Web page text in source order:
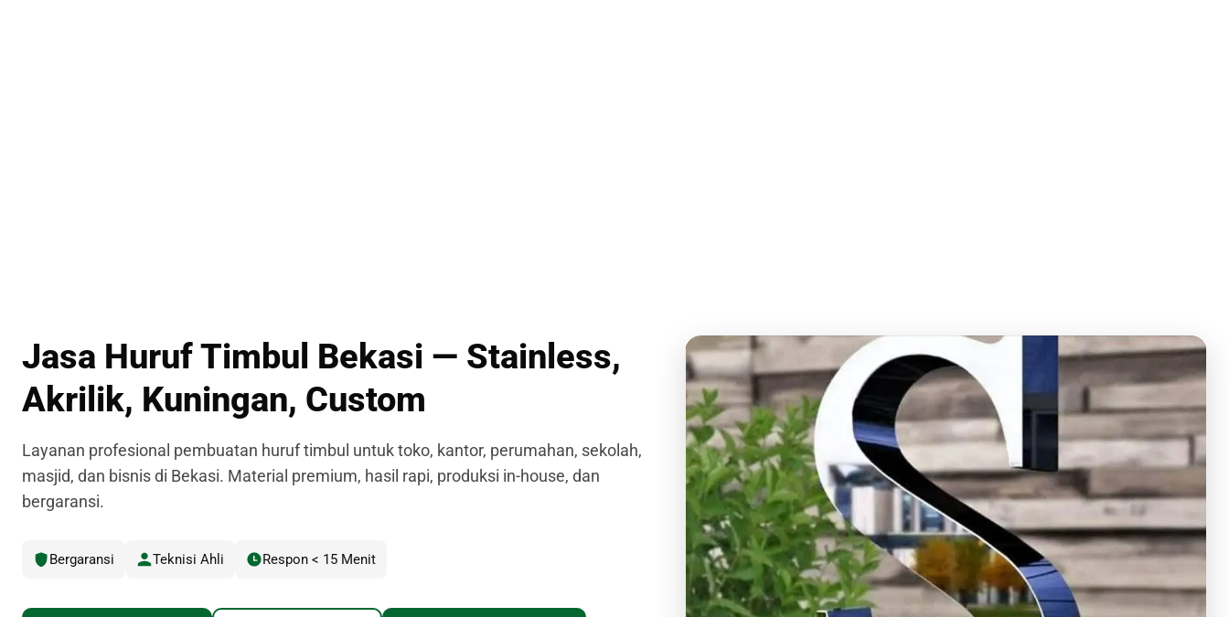
Jasa Huruf Timbul Bekasi — Stainless,
Akrilik, Kuningan, Custom
Layanan profesional pembuatan huruf timbul untuk toko, kantor, perumahan, sekolah,
masjid, dan bisnis di Bekasi. Material premium, hasil rapi, produksi in-house, dan
bergaransi.
Bergaransi Teknisi Ahli Respon < 15 Menit